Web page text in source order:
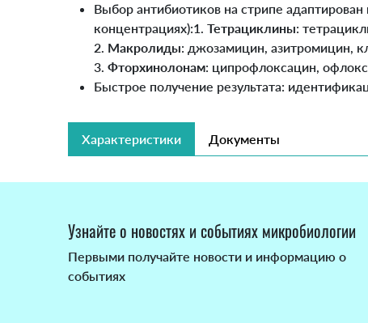
Выбор антибиотиков на стрипе
концентрациях):1. Тетрациклины:
2. Макролиды: джозамицин, азитромицин,
3. Фторхинолонам: ципрофлоксацин,
Быстрое получение результата:
Характеристики Документы
Узнайте о новостях и событиях микробиологии
Первыми получайте новости и информацию о
событиях